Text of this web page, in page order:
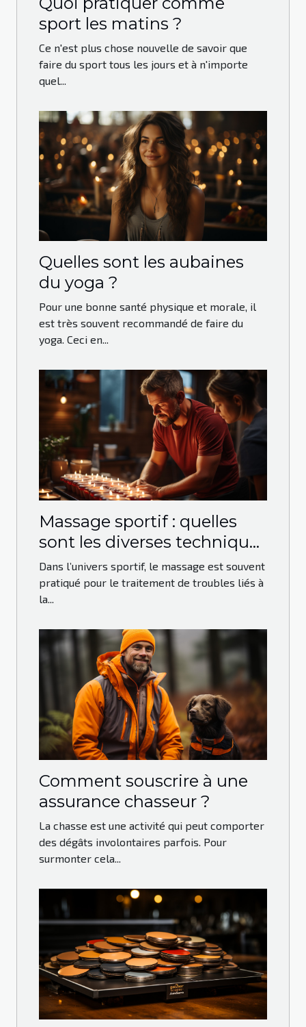
sport les matins ?
Ce n'est plus chose nouvelle de savoir que
faire du sport tous les jours et à n'importe
quel...
Quelles sont les aubaines
du yoga ?
Pour une bonne santé physique et morale, il
est très souvent recommandé de faire du
yoga. Ceci en...
Massage sportif : quelles
sont les diverses techniques
qui peuvent être utilisées ?
Dans l’univers sportif, le massage est souvent
pratiqué pour le traitement de troubles liés à
la...
Comment souscrire à une
assurance chasseur ?
La chasse est une activité qui peut comporter
des dégâts involontaires parfois. Pour
surmonter cela...